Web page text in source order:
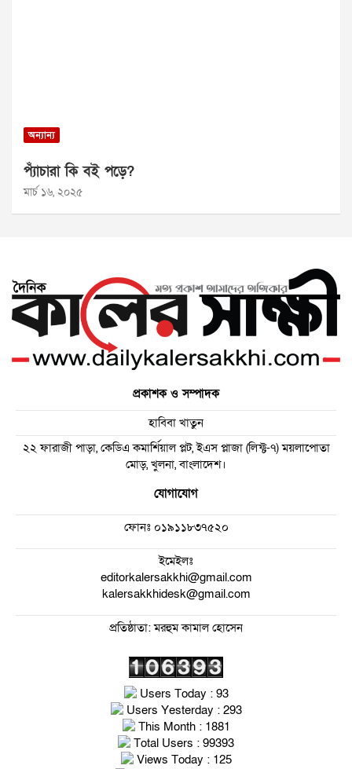
অন্যান্য
প্যাঁচারা কি বই পড়ে?
মার্চ ১৬, ২০২৫
প্রকাশক ও সম্পাদক
হাবিবা খাতুন
২২ ফারাজী পাড়া, কেডিএ কমার্শিয়াল প্লট, ইএস প্লাজা (লিফ্ট-৭) ময়লাপোতা
মোড়, খুলনা, বাংলাদেশ।
যোগাযোগ
ফোনঃ০১৯১১৮৩৭৫২০
ইমেইলঃ
editorkalersakkhi@gmail.com
kalersakkhidesk@gmail.com
প্রতিষ্ঠাতা: মরহুম কামাল হোসেন
Users Today : 93
Users Yesterday : 293
This Month : 1881
Total Users : 99393
Views Today : 125